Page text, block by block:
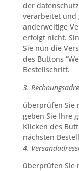
der
verarbeitet und
anderweitige
erfolgt nicht.
Sie nun die
des Buttons
Bestellschritt.
3.
überprüfen Sie
geben Sie Ihre
Klicken des
nächsten
4.
überprüfen Sie